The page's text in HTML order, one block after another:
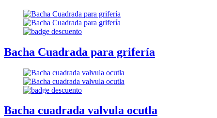
Bacha Cuadrada para grifería
Bacha cuadrada valvula ocutla